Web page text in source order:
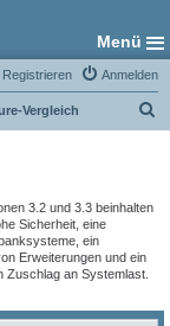
Menü
Anmelden
Registrieren
Vergleich
3.2 und 3.3 beinhalten
Sicherheit, eine
ein
Erweiterungen und ein
Zuschlag an Systemlast.